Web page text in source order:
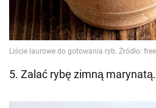
5. Zalać rybę zimną marynatą.